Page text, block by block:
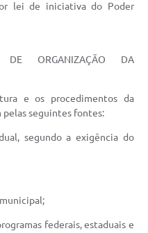
lei de iniciativa do Poder
DE ORGANIZAÇÃO DA
e os procedimentos da
seguintes fontes:
segundo a exigência do
federais, estaduais e